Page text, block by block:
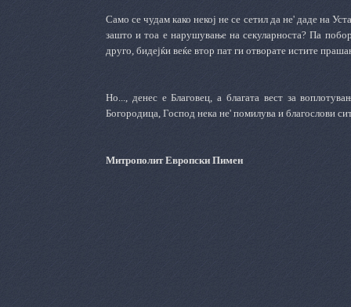
Само се чудам како некој не се сетил да не' даде на
зашто и тоа е нарушување на секуларноста? Па
друго, бидејќи веќе втор пат ги отворате истите
Но..., денес е Благовец, а благата вест за
Богородица, Господ нека не' помилува и благослови
Митрополит Европски Пимен